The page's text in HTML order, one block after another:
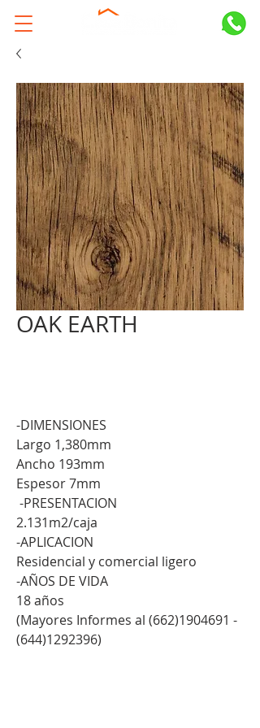
OAK EARTH
-DIMENSIONES
Largo 1,380mm
Ancho 193mm
Espesor 7mm
-PRESENTACION
2.131m2/caja
-APLICACION
Residencial y comercial ligero
-AÑOS DE VIDA
18 años
(Mayores Informes al (662)1904691 -
(644)1292396)